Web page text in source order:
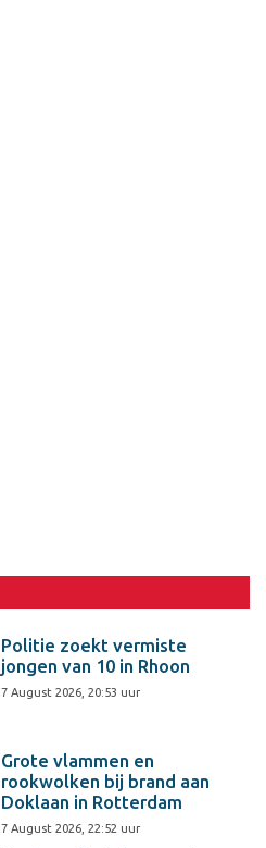
Politie zoekt vermiste
jongen van 10 in Rhoon
7 August 2026, 20:53 uur
Grote vlammen en
rookwolken bij brand aan
Doklaan in Rotterdam
7 August 2026, 22:52 uur